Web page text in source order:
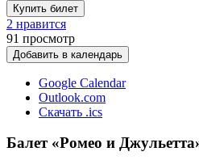
Купить билет
2 нравится
91 просмотр
Добавить в календарь
Google Calendar
Outlook.com
Скачать .ics
Балет «Ромео и